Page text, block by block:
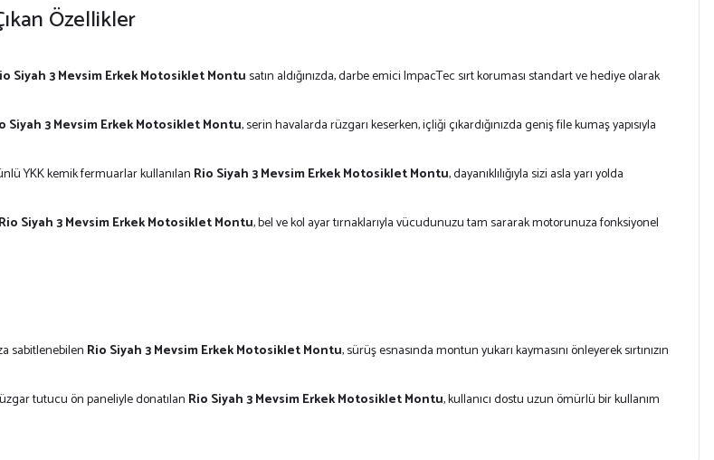
Özellikler
Siyah 3 Mevsim Erkek Motosiklet Montu satın aldığınızda, darbe emici ImpacTec sırt koruması standart ve hediye olarak
Siyah 3 Mevsim Erkek Motosiklet Montu, serin havalarda rüzgarı keserken, içliği çıkardığınızda geniş file kumaş yapısıyla
YKK kemik fermuarlar kullanılan Rio Siyah 3 Mevsim Erkek Motosiklet Montu, dayanıklılığıyla sizi asla yarı yolda
Rio Siyah 3 Mevsim Erkek Motosiklet Montu, bel ve kol ayar tırnaklarıyla vücudunuzu tam sararak motorunuza fonksiyonel
sabitlenebilen Rio Siyah 3 Mevsim Erkek Motosiklet Montu, sürüş esnasında montun yukarı kaymasını önleyerek sırtınızın
tutucu ön paneliyle donatılan Rio Siyah 3 Mevsim Erkek Motosiklet Montu, kullanıcı dostu uzun ömürlü bir kullanım